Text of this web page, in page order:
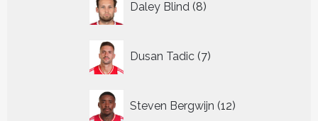
Daley Blind 8
producten
Dusan Tadic 7
producten
Steven Bergwijn 12
producten